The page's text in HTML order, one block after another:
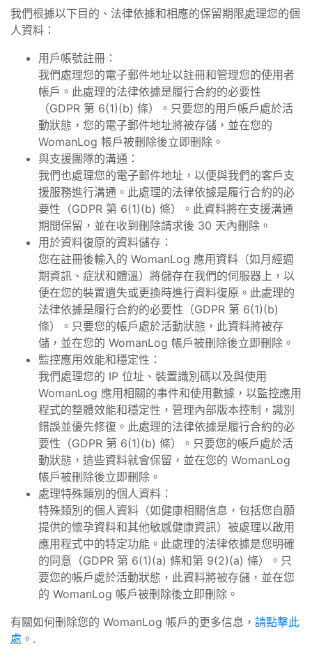
我們根據以下目的、法律依據和相應的保留期限處理您的個
人資料：
用戶帳號註冊：
我們處理您的電子郵件地址以註冊和管理您的使用者
帳戶。此處理的法律依據是履行合約的必要性
（GDPR 第 6(1)(b) 條）。只要您的用戶帳戶處於活
動狀態，您的電子郵件地址將被存儲，並在您的
WomanLog 帳戶被刪除後立即刪除。
與支援團隊的溝通：
我們也處理您的電子郵件地址，以便與我們的客戶支
援服務進行溝通。此處理的法律依據是履行合約的必
要性（GDPR 第 6(1)(b) 條）。此資料將在支援溝通
期間保留，並在收到刪除請求後 30 天內刪除。
用於資料復原的資料儲存：
您在註冊後輸入的 WomanLog 應用資料（如月經週
期資訊、症狀和體溫）將儲存在我們的伺服器上，以
便在您的裝置遺失或更換時進行資料復原。此處理的
法律依據是履行合約的必要性（GDPR 第 6(1)(b)
條）。只要您的帳戶處於活動狀態，此資料將被存
儲，並在您的 WomanLog 帳戶被刪除後立即刪除。
監控應用效能和穩定性：
我們處理您的 IP 位址、裝置識別碼以及與使用
WomanLog 應用相關的事件和使用數據，以監控應用
程式的整體效能和穩定性，管理內部版本控制，識別
錯誤並優先修復。此處理的法律依據是履行合約的必
要性（GDPR 第 6(1)(b) 條）。只要您的帳戶處於活
動狀態，這些資料就會保留，並在您的 WomanLog
帳戶被刪除後立即刪除。
處理特殊類別的個人資料：
特殊類別的個人資料（如健康相關信息，包括您自願
提供的懷孕資料和其他敏感健康資訊）被處理以啟用
應用程式中的特定功能。此處理的法律依據是您明確
的同意（GDPR 第 6(1)(a) 條和第 9(2)(a) 條）。只
要您的帳戶處於活動狀態，此資料將被存儲，並在您
的 WomanLog 帳戶被刪除後立即刪除。
有關如何刪除您的 WomanLog 帳戶的更多信息， 請點擊此
處。 .